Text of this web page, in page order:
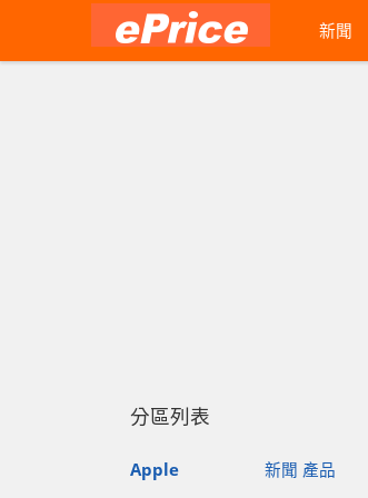
新聞
分區列表
Apple 新聞 產品